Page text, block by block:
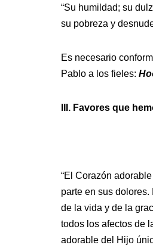
“Su humildad; su
su pobreza y
Es necesario
Pablo a los fieles:
III. Favores que
“El Corazón
parte en sus
de la vida y de la
todos los afectos de
adorable del Hijo